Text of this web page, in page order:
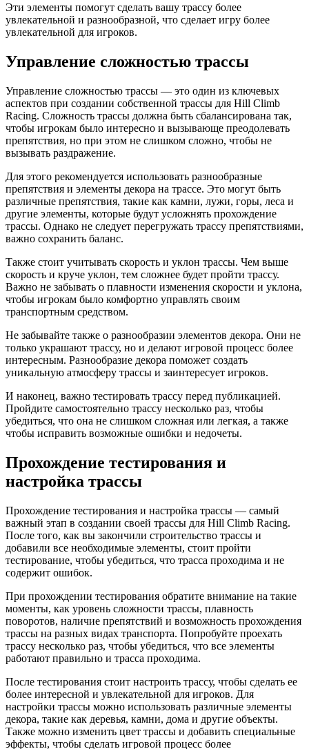
Эти элементы помогут сделать вашу трассу более
увлекательной и разнообразной, что сделает игру более
увлекательной для игроков.
Управление сложностью трассы
Управление сложностью трассы — это один из ключевых
аспектов при создании собственной трассы для Hill Climb
Racing. Сложность трассы должна быть сбалансирована так,
чтобы игрокам было интересно и вызывающе преодолевать
препятствия, но при этом не слишком сложно, чтобы не
вызывать раздражение.
Для этого рекомендуется использовать разнообразные
препятствия и элементы декора на трассе. Это могут быть
различные препятствия, такие как камни, лужи, горы, леса и
другие элементы, которые будут усложнять прохождение
трассы. Однако не следует перегружать трассу препятствиями,
важно сохранить баланс.
Также стоит учитывать скорость и уклон трассы. Чем выше
скорость и круче уклон, тем сложнее будет пройти трассу.
Важно не забывать о плавности изменения скорости и уклона,
чтобы игрокам было комфортно управлять своим
транспортным средством.
Не забывайте также о разнообразии элементов декора. Они не
только украшают трассу, но и делают игровой процесс более
интересным. Разнообразие декора поможет создать
уникальную атмосферу трассы и заинтересует игроков.
И наконец, важно тестировать трассу перед публикацией.
Пройдите самостоятельно трассу несколько раз, чтобы
убедиться, что она не слишком сложная или легкая, а также
чтобы исправить возможные ошибки и недочеты.
Прохождение тестирования и
настройка трассы
Прохождение тестирования и настройка трассы — самый
важный этап в создании своей трассы для Hill Climb Racing.
После того, как вы закончили строительство трассы и
добавили все необходимые элементы, стоит пройти
тестирование, чтобы убедиться, что трасса проходима и не
содержит ошибок.
При прохождении тестирования обратите внимание на такие
моменты, как уровень сложности трассы, плавность
поворотов, наличие препятствий и возможность прохождения
трассы на разных видах транспорта. Попробуйте проехать
трассу несколько раз, чтобы убедиться, что все элементы
работают правильно и трасса проходима.
После тестирования стоит настроить трассу, чтобы сделать ее
более интересной и увлекательной для игроков. Для
настройки трассы можно использовать различные элементы
декора, такие как деревья, камни, дома и другие объекты.
Также можно изменить цвет трассы и добавить специальные
эффекты, чтобы сделать игровой процесс более